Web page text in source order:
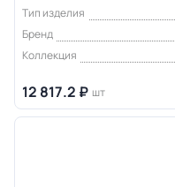
Тип изделия
Бренд
Коллекция
12 817.2 ₽ шт